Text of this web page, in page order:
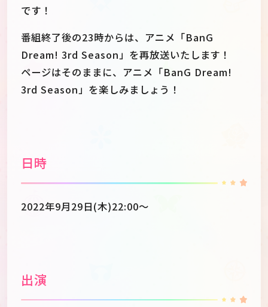
です！
番組終了後の23時からは、アニメ「BanG
Dream! 3rd Season」を再放送いたします！
ページはそのままに、アニメ「BanG Dream!
3rd Season」を楽しみましょう！
日時
2022年9月29日(木)22:00～
出演